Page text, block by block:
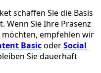
schaffen Sie die Basis
Sie Ihre Präsenz
empfehlen wir
BasicoderSocial
Sie dauerhaft